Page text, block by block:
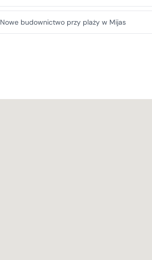
Nowe budownictwo przy plaży w Mijas